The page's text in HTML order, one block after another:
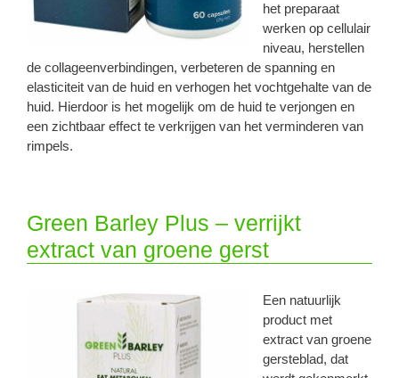
het preparaat
werken op cellulair
niveau, herstellen
de collageenverbindingen, verbeteren de spanning en
elasticiteit van de huid en verhogen het vochtgehalte van de
huid. Hierdoor is het mogelijk om de huid te verjongen en
een zichtbaar effect te verkrijgen van het verminderen van
rimpels.
Green Barley Plus – verrijkt
extract van groene gerst
Een natuurlijk
product met
extract van groene
gersteblad, dat